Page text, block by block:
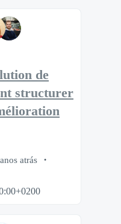
de
structurer
atrás